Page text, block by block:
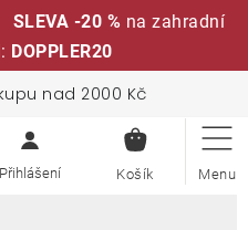
SLEVA -20 % na zahradní
DOPPLER20
nad 2000 Kč
KOŠÍK